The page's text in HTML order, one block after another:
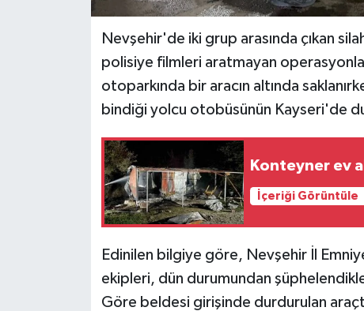
Nevşehir'de iki grup arasında çıkan
polisiye filmleri aratmayan
otoparkında bir aracın altında
bindiği yolcu otobüsünün Kayseri'de
Konteyner ev
İçeriği Görüntüle
Edinilen bilgiye göre, Nevşehir İl
ekipleri, dün durumundan
Göre beldesi girişinde durdurulan